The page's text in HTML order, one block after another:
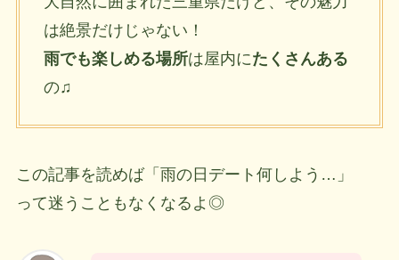
は絶景だけじゃない！
雨でも楽しめる場所は屋内にたくさんある
の♫
この記事を読めば「雨の日デート何しよう…」
って迷うこともなくなるよ◎